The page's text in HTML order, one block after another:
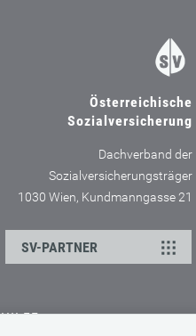
Österreichische
Sozialversicherung
Dachverband der
Sozialversicherungsträger
1030 Wien, Kundmanngasse 21
SV-PARTNER
HILFE